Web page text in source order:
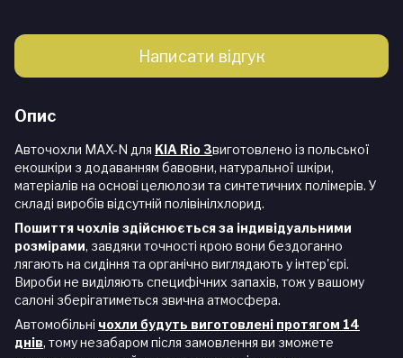
Написати відгук
Опис
Авточохли MAX-N для KIA Rio 3виготовлено із польської
екошкіри з додаванням бавовни, натуральної шкіри,
матеріалів на основі целюлози та синтетичних полімерів. У
складі виробів відсутній полівінілхлорид.
Пошиття чохлів здійснюється за індивідуальними
розмірами, завдяки точності крою вони бездоганно
лягають на сидіння та органічно виглядають у інтер'єрі.
Вироби не виділяють специфічних запахів, тож у вашому
салоні зберігатиметься звична атмосфера.
Автомобільні чохли будуть виготовлені протягом 14
днів, тому незабаром після замовлення ви зможете